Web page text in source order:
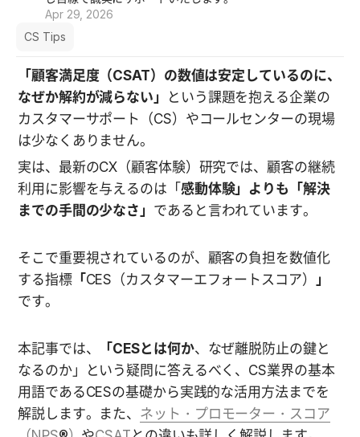
Apr 29, 2026
CS Tips
「顧客満足度（CSAT）の数値は安定しているのに、
なぜか解約が減らない」
という課題を抱える企業の
カスタマーサポート（CS）やコールセンターの現場
は少なくありません。
実は、最新のCX（顧客体験）研究では、顧客の継続
利用に影響を与えるのは「感動体験」よりも「解決
までの手間の少なさ」 であると言われています。
そこで重要視されているのが、顧客の負担を数値化
する指標「CES（カスタマーエフォートスコア）
」
です。
本記事では、 「CESとは何か、なぜ離脱防止の鍵と
なるのか」という疑問に答えるべく、CS業界の基本
用語であるCESの基礎から実践的な活用方法までを
解説します。また、 ネット・プロモーター・スコア